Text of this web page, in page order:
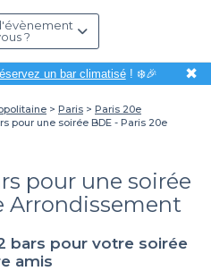
?
un bar climatisé! ❄️🎉 ✖
Paris
Paris 20e
pour une soirée BDE - Paris 20e
pour une soirée
Arrondissement
bars pour votre soirée
amis